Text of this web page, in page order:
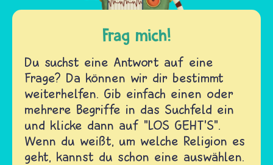
Frag mich!
Du suchst eine Antwort auf eine
Frage? Da können wir dir bestimmt
weiterhelfen. Gib einfach einen oder
mehrere Begriffe in das Suchfeld ein
und klicke dann auf "LOS GEHT'S".
Wenn du weißt, um welche Religion es
geht, kannst du schon eine auswählen.